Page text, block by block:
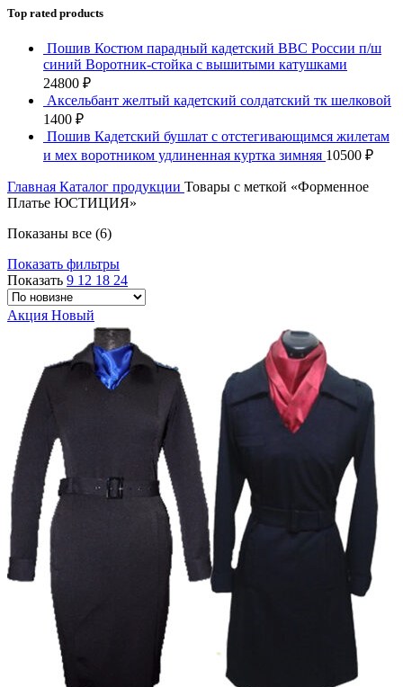
Top rated products
Пошив Костюм парадный кадетский ВВС России п/ш
синий Воротник-стойка с вышитыми катушками
24800 ₽
Аксельбант желтый кадетский солдатский тк шелковой
1400 ₽
Пошив Кадетский бушлат с отстегивающимся жилетам
и мех воротником удлиненная куртка зимняя 10500 ₽
Главная Каталог продукции Товары с меткой «Форменное
Платье ЮСТИЦИЯ»
Показаны все (6)Сортировка:
недавние
Показать фильтры
Показать 9 12 18 24
Акция Новый